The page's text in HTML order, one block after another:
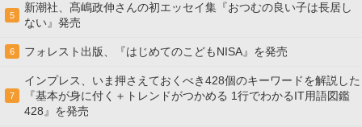
5
新潮社、髙嶋政伸さんの初エッセイ集『おつむの良い子は長居し
ない』発売
6 フォレスト出版、『はじめてのこどもNISA』を発売
7
インプレス、いま押さえておくべき428個のキーワードを解説した
『基本が身に付く＋トレンドがつかめる 1行でわかるIT用語図鑑
428』を発売